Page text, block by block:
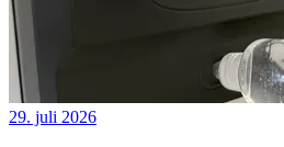
29. juli 2026